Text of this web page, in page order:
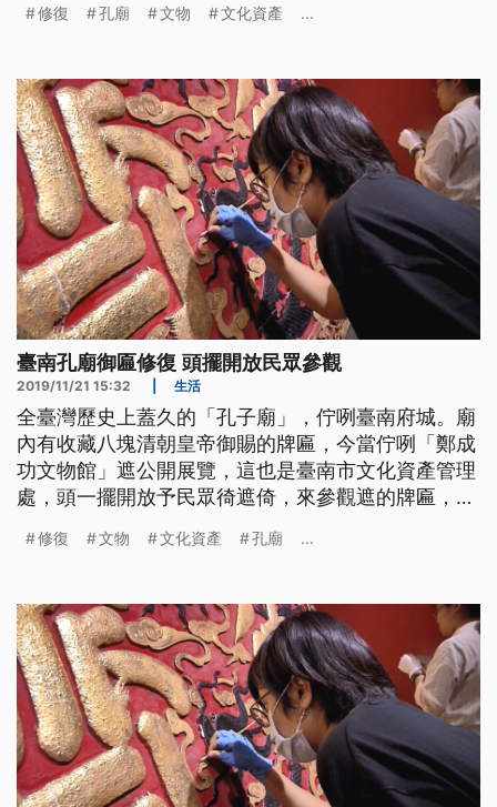
因為這些匾額歷史都超過300年，跟以往不一樣，文
局特別開放給民眾參觀，要讓民眾了解修復文物的過
程。 ==民眾== 我們也很
修復 孔廟 文物 文化資產 ...
臺南孔廟御匾修復 頭擺開放民眾參觀
2019/11/21 15:32 生活
全臺灣歷史上蓋久的「孔子廟」，佇咧臺南府城。廟
內有收藏八塊清朝皇帝御賜的牌匾，今當佇咧「鄭成
功文物館」遮公開展覽，這也是臺南市文化資產管理
處，頭一擺開放予民眾徛遮倚，來參觀遮的牌匾，現
擺有地看。 修復人員拿著工具，正小心翼翼的對於
歷史都超過300年，跟以往不一樣，文物修復工作過
往都是不對外開放，但這次台南
修復 文物 文化資產 孔廟 ...